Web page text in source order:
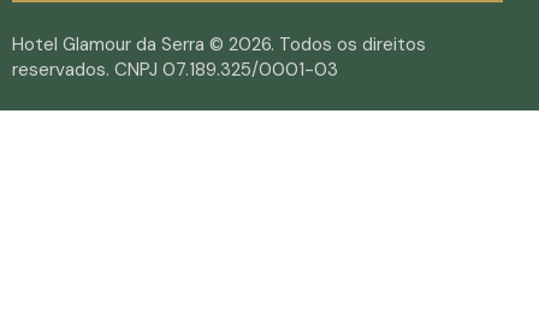
Hotel Glamour da Serra © 2026. Todos os direitos
reservados. CNPJ 07.189.325/0001-03